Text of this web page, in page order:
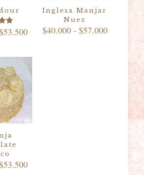
53.500Rango
desde
$36.500
hasta
$53.500
Inglesa Manjar
Nuez
$40.000 - $57.000Rango
$40.000
53.500Rango